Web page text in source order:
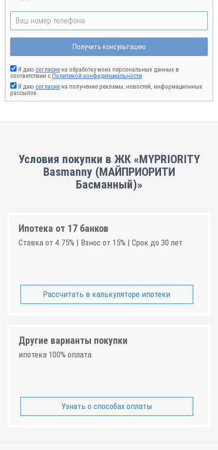
Получить консультацию
Я даю согласие на обработку моих персональных данных в
соответствии с Политикой конфиденциальности
Я даю согласие на получение рекламы, новостей, информационных
рассылок
Условия покупки в ЖК «MYPRIORITY
Basmanny (МАЙПРИОРИТИ
Басманный)»
Ипотека от 17 банков
Ставка от 4.75% | Взнос от 15% | Срок до 30 лет
Рассчитать в калькуляторе ипотеки
Другие варианты покупки
ипотека 100% оплата
Узнать о способах оплаты